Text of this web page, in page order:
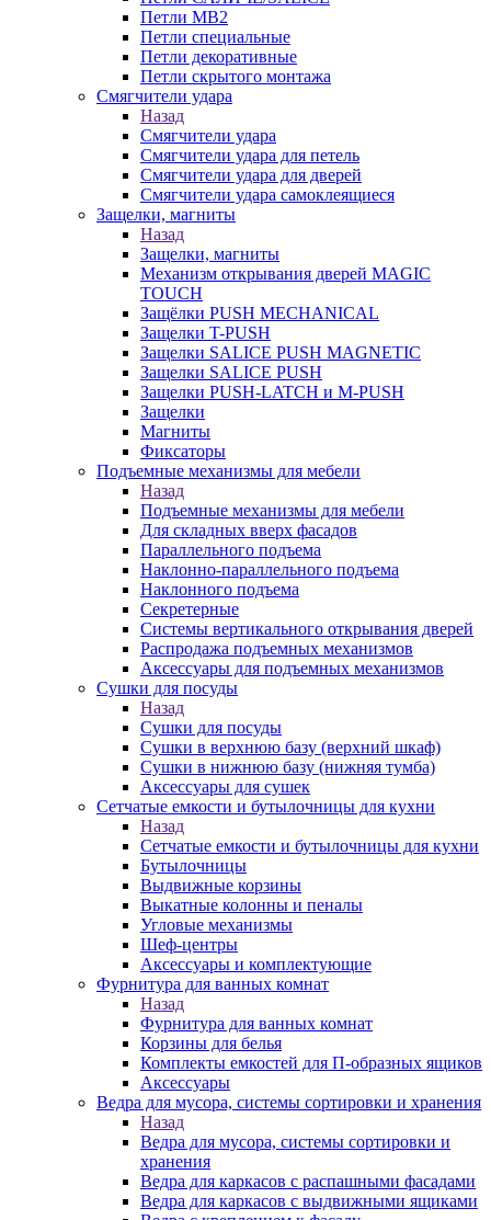
Петли MB2
Петли специальные
Петли декоративные
Петли скрытого монтажа
Смягчители удара
Назад
Смягчители удара
Смягчители удара для петель
Смягчители удара для дверей
Cмягчители удара самоклеящиеся
Защелки, магниты
Назад
Защелки, магниты
Механизм открывания дверей MAGIC
TOUCH
Защёлки PUSH MECHANICAL
Защелки T-PUSH
Защелки SALICE PUSH MAGNETIC
Защелки SALICE PUSH
Защелки PUSH-LATCH и M-PUSH
Защелки
Магниты
Фиксаторы
Подъемные механизмы для мебели
Назад
Подъемные механизмы для мебели
Для складных вверх фасадов
Параллельного подъема
Наклонно-параллельного подъема
Наклонного подъема
Секретерные
Системы вертикального открывания дверей
Распродажа подъемных механизмов
Аксессуары для подъемных механизмов
Сушки для посуды
Назад
Сушки для посуды
Сушки в верхнюю базу (верхний шкаф)
Сушки в нижнюю базу (нижняя тумба)
Аксессуары для сушек
Сетчатые емкости и бутылочницы для кухни
Назад
Сетчатые емкости и бутылочницы для кухни
Бутылочницы
Выдвижные корзины
Выкатные колонны и пеналы
Угловые механизмы
Шеф-центры
Аксессуары и комплектующие
Фурнитура для ванных комнат
Назад
Фурнитура для ванных комнат
Корзины для белья
Комплекты емкостей для П-образных ящиков
Аксессуары
Ведра для мусора, системы сортировки и хранения
Назад
Ведра для мусора, системы сортировки и
хранения
Ведра для каркасов с распашными фасадами
Ведра для каркасов с выдвижными ящиками